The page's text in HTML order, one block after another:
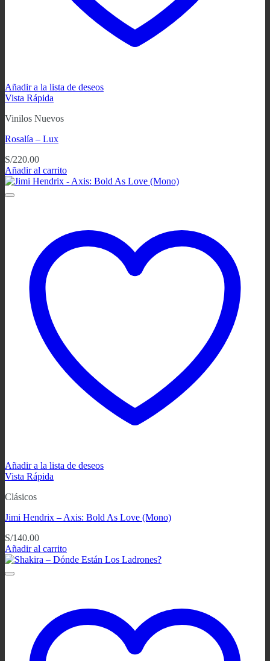
Añadir a la lista de deseos
Vista Rápida
Vinilos Nuevos
Rosalía – Lux
S/220.00
Añadir al carrito
Añadir a la lista de deseos
Vista Rápida
Clásicos
Jimi Hendrix – Axis: Bold As Love (Mono)
S/140.00
Añadir al carrito